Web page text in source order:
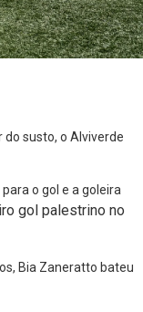
susto, o Alviverde
o gol e a goleira
gol palestrino no
Bia Zaneratto bateu